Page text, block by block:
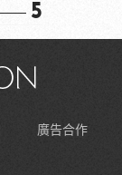
5
廣告合作